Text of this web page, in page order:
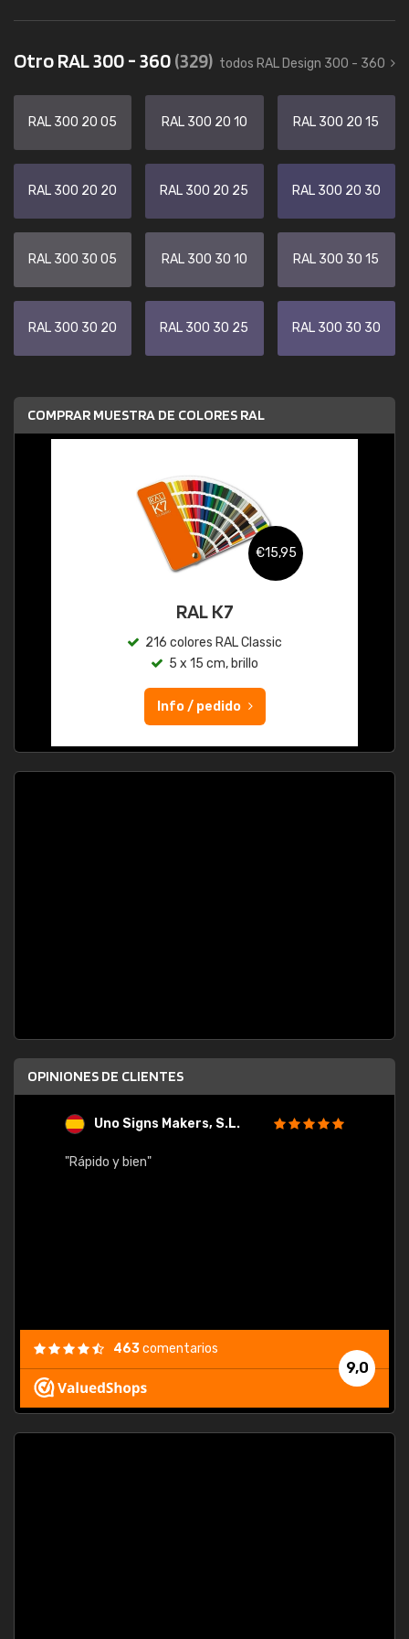
Otro RAL 300 - 360(329) todos RAL Design 300 - 360
RAL 300 20 05 RAL 300 20 10 RAL 300 20 15
RAL 300 20 20 RAL 300 20 25 RAL 300 20 30
RAL 300 30 05 RAL 300 30 10 RAL 300 30 15
RAL 300 30 20 RAL 300 30 25 RAL 300 30 30
COMPRAR MUESTRA DE COLORES RAL
€15,95
RAL K7
216 colores RAL Classic
5 x 15 cm, brillo
Info / pedido
OPINIONES DE CLIENTES
Uno Signs Makers, S.L.
"Rápido y bien"
9,0
463comentarios